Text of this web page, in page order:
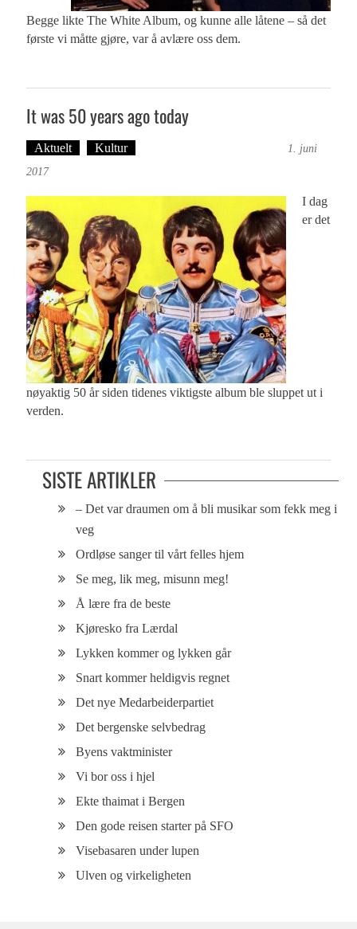
Begge likte The White Album, og kunne alle låtene – så det
første vi måtte gjøre, var å avlære oss dem.
It was 50 years ago today
Aktuelt Kultur
1. juni
2017
I dag
er det
nøyaktig 50 år siden tidenes viktigste album ble sluppet ut i
verden.
SISTE ARTIKLER
– Det var draumen om å bli musikar som fekk meg i
veg
Ordløse sanger til vårt felles hjem
Se meg, lik meg, misunn meg!
Å lære fra de beste
Kjøresko fra Lærdal
Lykken kommer og lykken går
Snart kommer heldigvis regnet
Det nye Medarbeiderpartiet
Det bergenske selvbedrag
Byens vaktminister
Vi bor oss i hjel
Ekte thaimat i Bergen
Den gode reisen starter på SFO
Visebasaren under lupen
Ulven og virkeligheten